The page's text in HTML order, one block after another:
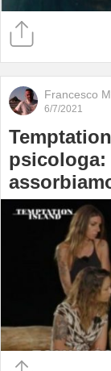
Francesco
6/7/2021
psicologa: